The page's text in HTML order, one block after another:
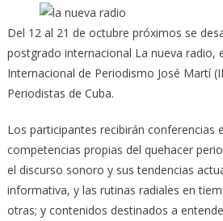
Del 12 al 21 de octubre próximos se
postgrado internacional La nueva radio,
Internacional de Periodismo José Martí
Periodistas de Cuba.
Los participantes recibirán conferencias
competencias propias del quehacer
el discurso sonoro y sus tendencias
informativa, y las rutinas radiales en
otras; y contenidos destinados a